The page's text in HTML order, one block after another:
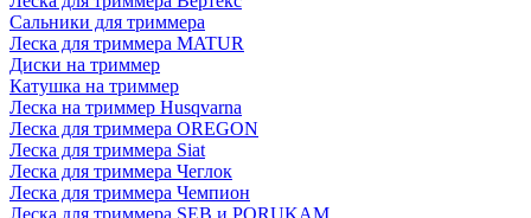
Сальники для триммера
Леска для триммера MATUR
Диски на триммер
Катушка на триммер
Леска на триммер Husqvarna
Леска для триммера OREGON
Леска для триммера Siat
Леска для триммера Чеглок
Леска для триммера Чемпион
Леска для триммера SEB и PORUKAM